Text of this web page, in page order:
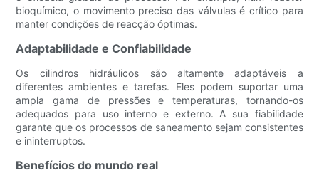
bioquímico, o movimento preciso das válvulas é crítico para
manter condições de reacção óptimas.
Adaptabilidade e Confiabilidade
Os cilindros hidráulicos são altamente adaptáveis ​​a
diferentes ambientes e tarefas. Eles podem suportar uma
ampla gama de pressões e temperaturas, tornando-os
adequados para uso interno e externo. A sua fiabilidade
garante que os processos de saneamento sejam consistentes
e ininterruptos.
Benefícios do mundo real